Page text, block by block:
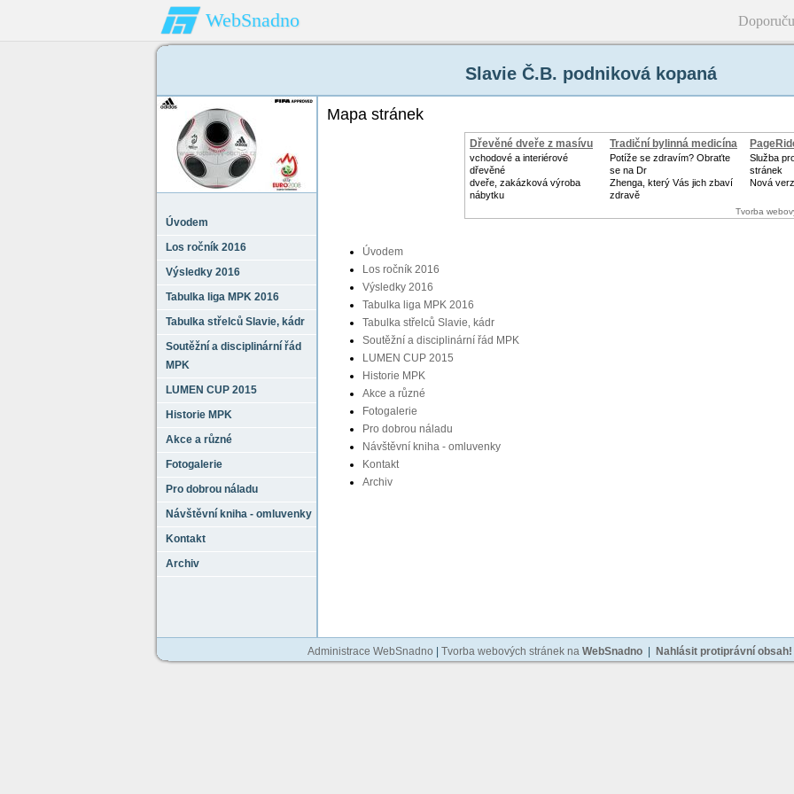
WebSnadno
Slavie Č.B. podniková kopaná
Úvodem
Los ročník 2016
Výsledky 2016
Tabulka liga MPK 2016
Tabulka střelců Slavie‚ kádr
Soutěžní a disciplinární řád
MPK
LUMEN CUP 2015
Historie MPK
Akce a různé
Fotogalerie
Pro dobrou náladu
Návštěvní kniha - omluvenky
Kontakt
Archiv
Mapa stránek
Dřevěné dveře z masívu
vchodové a interiérové
dřevěné
dveře, zakázková výroba
nábytku
Tradiční bylinná medicína
Potíže se zdravím? Obraťte
se na Dr
Zhenga, který Vás jich zbaví
zdravě
Služba
stránek
Nová
Tvorba
Úvodem
Los ročník 2016
Výsledky 2016
Tabulka liga MPK 2016
Tabulka střelců Slavie‚ kádr
Soutěžní a disciplinární řád MPK
LUMEN CUP 2015
Historie MPK
Akce a různé
Fotogalerie
Pro dobrou náladu
Návštěvní kniha - omluvenky
Kontakt
Archiv
Administrace WebSnadno Tvorba webových stránek na WebSnadno Nahlásit protiprávní obsah!